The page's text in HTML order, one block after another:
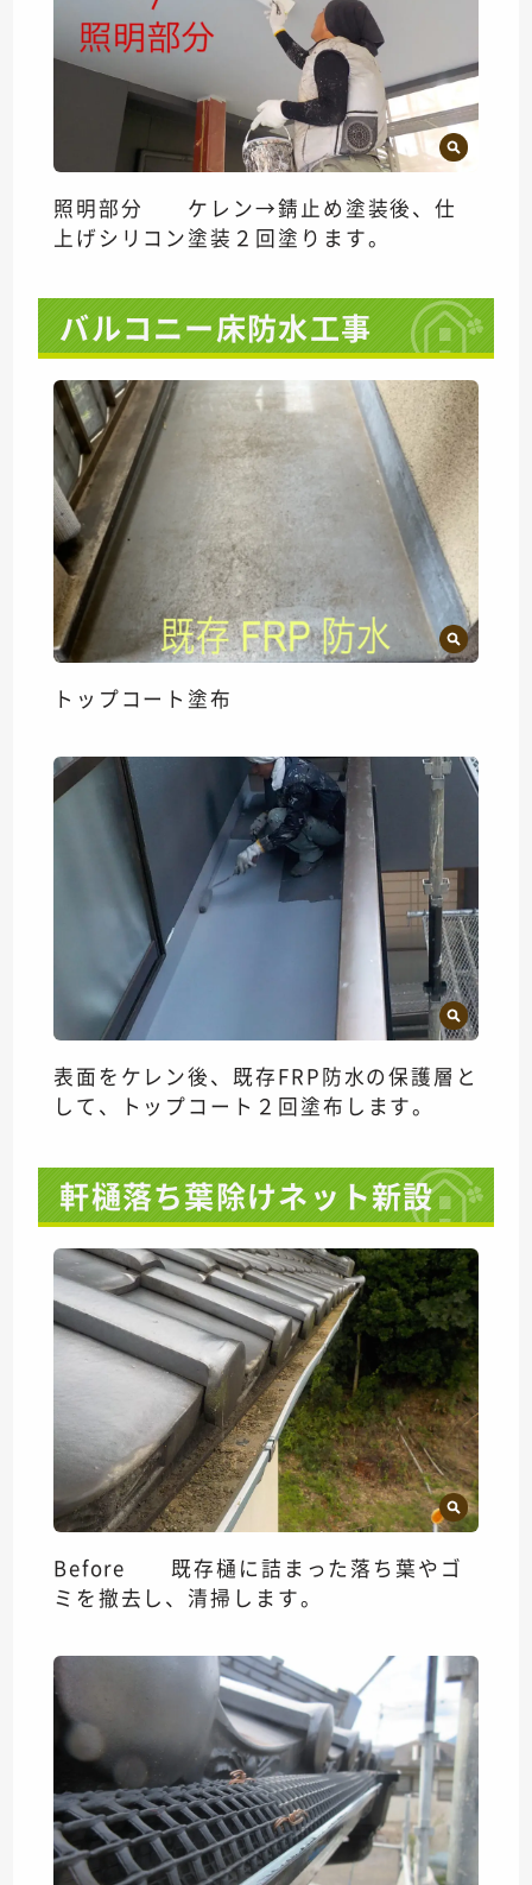
照明部分 ケレン→錆止め塗装後、仕
上げシリコン塗装２回塗ります。
バルコニー床防水工事
トップコート塗布
表面をケレン後、既存FRP防水の保護層と
して、トップコート２回塗布します。
軒樋落ち葉除けネット新設
Before 既存樋に詰まった落ち葉やゴ
ミを撤去し、清掃します。